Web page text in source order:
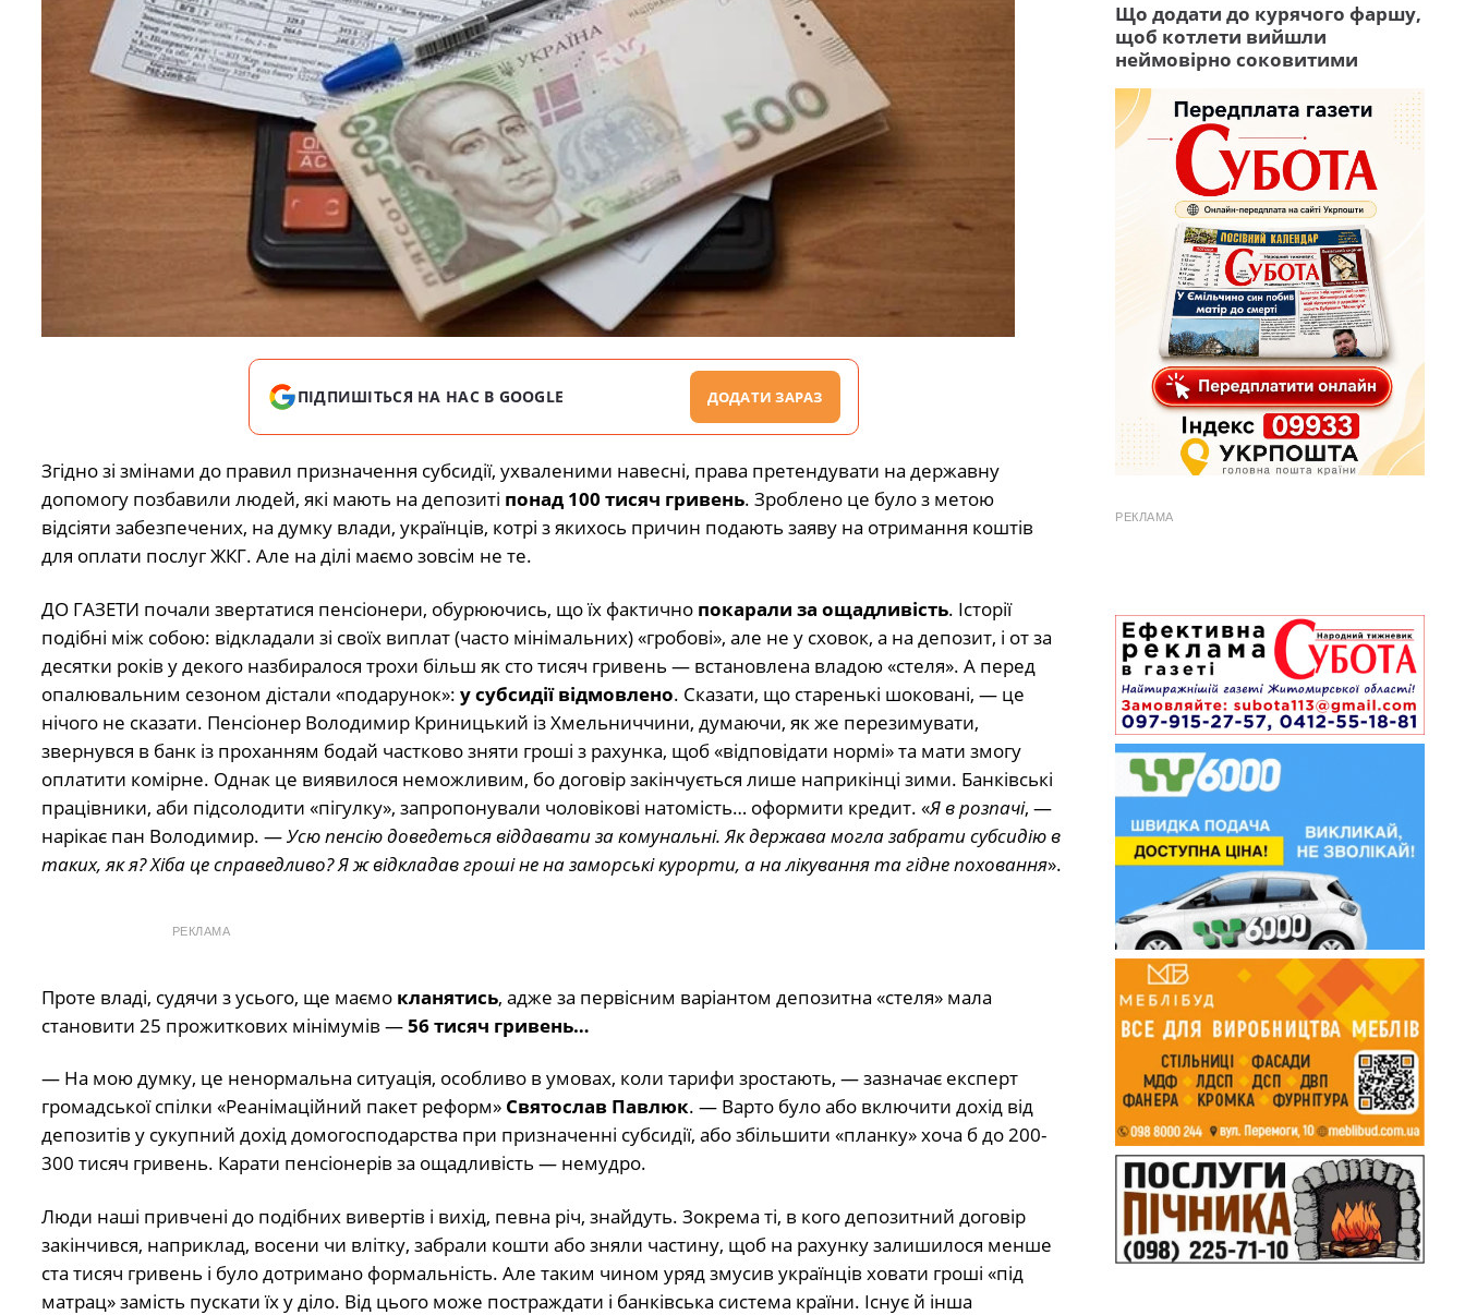
ПІДПИШІТЬСЯ НА НАС В GOOGLE ДОДАТИ ЗАРАЗ
Згідно зі змінами до правил призначення субсидії, ухваленими навесні, права претендувати на державну
допомогу позбавили людей, які мають на депозиті понад 100 тисяч гривень. Зроблено це було з метою
відсіяти забезпечених, на думку влади, українців, котрі з якихось причин подають заяву на отримання коштів
для оплати послуг ЖКГ. Але на ділі маємо зовсім не те.
ДО ГАЗЕТИ почали звертатися пенсіонери, обурюючись, що їх фактично покарали за ощадливість. Історії
подібні між собою: відкладали зі своїх виплат (часто мінімальних) «гробові», але не у сховок, а на депозит, і от за
десятки років у декого назбиралося трохи більш як сто тисяч гривень — встановлена владою «стеля». А перед
опалювальним сезоном дістали «подарунок»: у субсидії відмовлено. Сказати, що старенькі шоковані, — це
нічого не сказати. Пенсіонер Володимир Криницький із Хмельниччини, думаючи, як же перезимувати,
звернувся в банк із проханням бодай частково зняти гроші з рахунка, щоб «відповідати нормі» та мати змогу
оплатити комірне. Однак це виявилося неможливим, бо договір закінчується лише наприкінці зими. Банківські
працівники, аби підсолодити «пігулку», запропонували чоловікові натомість… оформити кредит. «Я в розпачі, —
нарікає пан Володимир. —Усю пенсію доведеться віддавати за комунальні. Як держава могла забрати субсидію в
таких, як я? Хіба це справедливо? Я ж відкладав гроші не на заморські курорти, а на лікування та гідне поховання».
РЕКЛАМА
Проте владі, судячи з усього, ще маємо кланятись, адже за первісним варіантом депозитна «стеля» мала
становити 25 прожиткових мінімумів —56 тисяч гривень…
— На мою думку, це ненормальна ситуація, особливо в умовах, коли тарифи зростають, — зазначає експерт
громадської спілки «Реанімаційний пакет реформ» Святослав Павлюк. — Варто було або включити дохід від
депозитів у сукупний дохід домогосподарства при призначенні субсидії, або збільшити «планку» хоча б до 200-
300 тисяч гривень. Карати пенсіонерів за ощадливість — немудро.
Люди наші привчені до подібних вивертів і вихід, певна річ, знайдуть. Зокрема ті, в кого депозитний договір
закінчився, наприклад, восени чи влітку, забрали кошти або зняли частину, щоб на рахунку залишилося менше
ста тисяч гривень і було дотримано формальність. Але таким чином уряд змусив українців ховати гроші «під
матрац» замість пускати їх у діло. Від цього може постраждати і банківська система країни. Існує й інша
Що додати до курячого фаршу,
щоб котлети вийшли
неймовірно соковитими
РЕКЛАМА